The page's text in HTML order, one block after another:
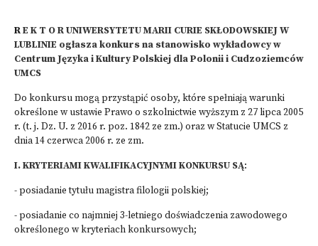
RE K T O R UNIWERSYTETU MARII CURIE SKŁODOWSKIEJ W
LUBLINIE ogłasza konkurs na stanowisko wykładowcy w
Centrum Języka i Kultury Polskiej dla Polonii i Cudzoziemców
UMCS
Do konkursu mogą przystąpić osoby, które spełniają warunki
określone w ustawie Prawo o szkolnictwie wyższym z 27 lipca 2005
r. (t. j. Dz. U. z 2016 r. poz. 1842 ze zm.) oraz w Statucie UMCS z
dnia 14 czerwca 2006 r. ze zm.
I. KRYTERIAMI KWALIFIKACYJNYMI KONKURSU SĄ:
- posiadanie tytułu magistra filologii polskiej;
- posiadanie co najmniej 3-letniego doświadczenia zawodowego
określonego w kryteriach konkursowych;